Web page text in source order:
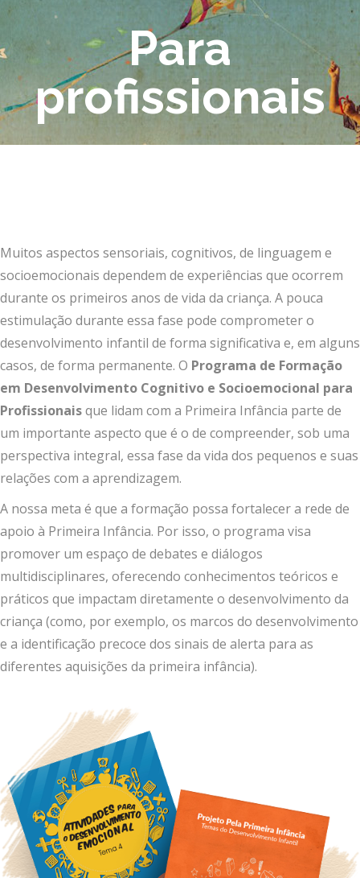
Para
profissionais
Muitos aspectos sensoriais, cognitivos, de linguagem e
socioemocionais dependem de experiências que ocorrem
durante os primeiros anos de vida da criança. A pouca
estimulação durante essa fase pode comprometer o
desenvolvimento infantil de forma significativa e, em alguns
casos, de forma permanente. O Programa de Formação
em Desenvolvimento Cognitivo e Socioemocional para
Profissionaisque lidam com a Primeira Infância parte de
um importante aspecto que é o de compreender, sob uma
perspectiva integral, essa fase da vida dos pequenos e suas
relações com a aprendizagem.
A nossa meta é que a formação possa fortalecer a rede de
apoio à Primeira Infância. Por isso, o programa visa
promover um espaço de debates e diálogos
multidisciplinares, oferecendo conhecimentos teóricos e
práticos que impactam diretamente o desenvolvimento da
criança (como, por exemplo, os marcos do desenvolvimento
e a identificação precoce dos sinais de alerta para as
diferentes aquisições da primeira infância).